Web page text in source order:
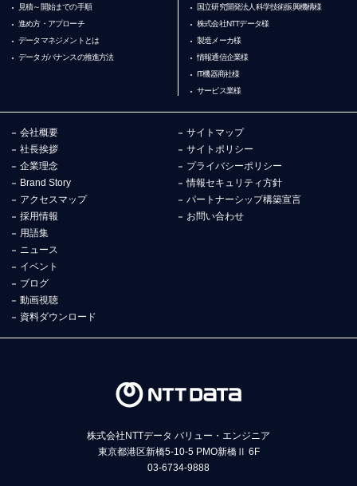
見積～開始までの手順
進め方・アプローチ
データマネジメントとは
データガバナンスの推進方法
国立研究開発法人科学技術振興機構様
株式会社NTTデータ様
製造メーカ様
情報通信企業様
IT機器商社様
サービス業様
会社概要
社長挨拶
企業理念
Brand Story
アクセスマップ
採用情報
サイトマップ
サイトポリシー
プライバシーポリシー
情報セキュリティ方針
パートナーシップ構築宣言
お問い合わせ
用語集
ニュース
イベント
ブログ
動画視聴
資料ダウンロード
株式会社NTTデータ バリュー・エンジニア
東京都港区新橋5-10-5 PMO新橋Ⅱ 6F
03-6734-9888